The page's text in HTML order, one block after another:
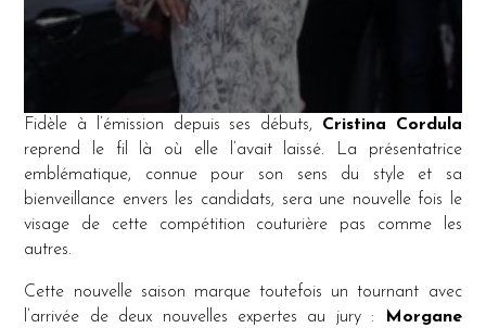
Fidèle à l’émission depuis ses débuts, Cristina Cordula
reprend le fil là où elle l’avait laissé. La présentatrice
emblématique, connue pour son sens du style et sa
bienveillance envers les candidats, sera une nouvelle fois le
visage de cette compétition couturière pas comme les
autres.
Cette nouvelle saison marque toutefois un tournant avec
l’arrivée de deux nouvelles expertes au jury :
Morgane